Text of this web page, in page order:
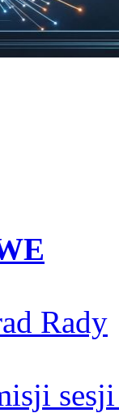
Rady